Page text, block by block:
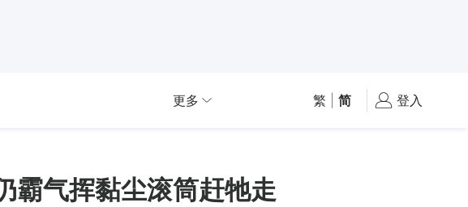
更多 繁 简 登入
气挥黏尘滚筒赶牠走